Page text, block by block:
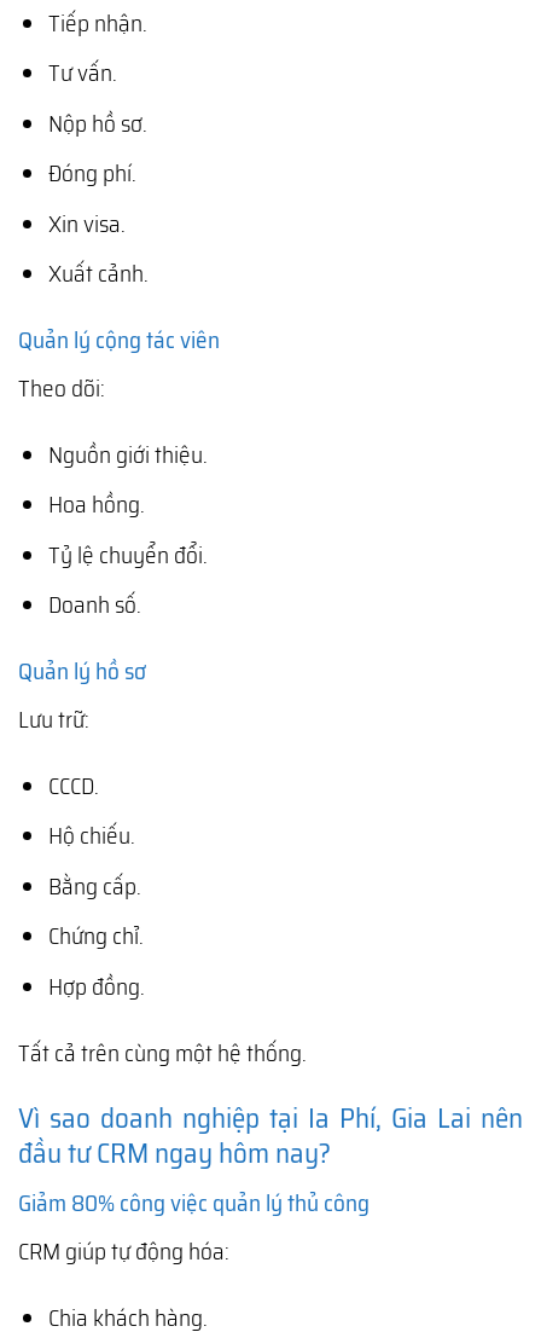
Tiếp nhận.
Tư vấn.
Nộp hồ sơ.
Đóng phí.
Xin visa.
Xuất cảnh.
Quản lý cộng tác viên
Theo dõi:
Nguồn giới thiệu.
Hoa hồng.
Tỷ lệ chuyển đổi.
Doanh số.
Quản lý hồ sơ
Lưu trữ:
CCCD.
Hộ chiếu.
Bằng cấp.
Chứng chỉ.
Hợp đồng.
Tất cả trên cùng một hệ thống.
Vì sao doanh nghiệp tại Ia Phí, Gia Lai nên
đầu tư CRM ngay hôm nay?
Giảm 80% công việc quản lý thủ công
CRM giúp tự động hóa:
Chia khách hàng.